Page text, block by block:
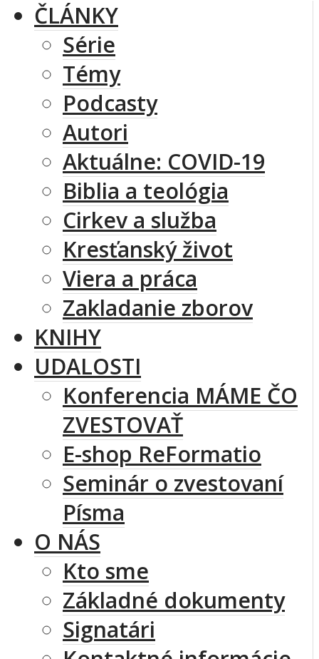
ČLÁNKY
Série
Témy
Podcasty
Autori
Aktuálne: COVID-19
Biblia a teológia
Cirkev a služba
Kresťanský život
Viera a práca
Zakladanie zborov
KNIHY
UDALOSTI
Konferencia MÁME ČO
ZVESTOVAŤ
E-shop ReFormatio
Seminár o zvestovaní
Písma
O NÁS
Kto sme
Základné dokumenty
Signatári